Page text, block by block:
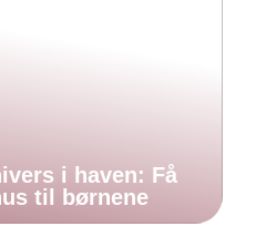
i haven: Få
til børnene